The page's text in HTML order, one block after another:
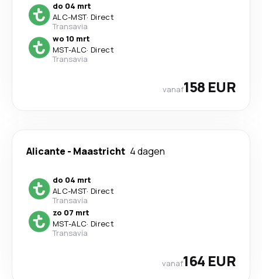
do 04 mrt
ALC-MST· Direct
Transavia
wo 10 mrt
MST-ALC· Direct
Transavia
vanaf158 EUR
Alicante - Maastricht 4 dagen
do 04 mrt
ALC-MST· Direct
Transavia
zo 07 mrt
MST-ALC· Direct
Transavia
vanaf164 EUR